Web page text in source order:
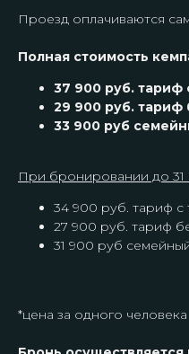
Проезд оплачиваются
Полная стоимость
37 900 руб. тариф
29 900 руб. тариф
33 900 руб
При бронировании до 31
34 900 руб. тариф с
27 900 руб. тариф
31 900 руб
*цена за одного человека
Мероприятия
О клубе
Наши тренеры
ИП Смолянин Александр Николаевич
ИНН 544521883400
ОГРНИП 324547600076982